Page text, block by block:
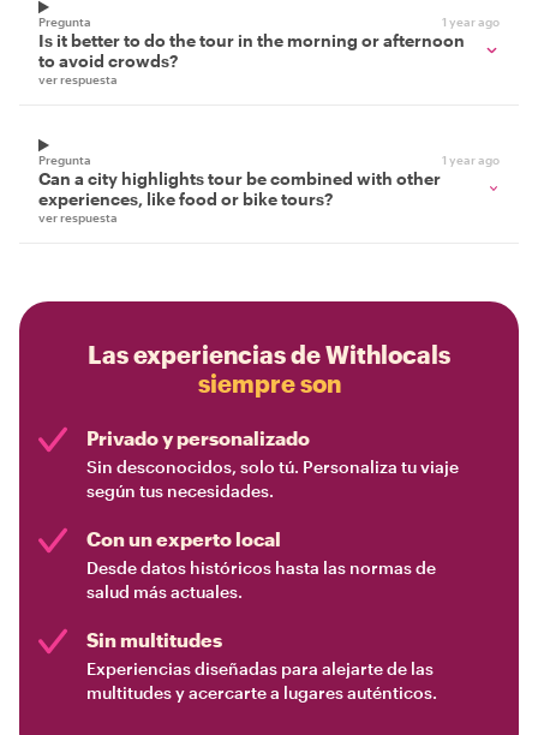
Pregunta 1 year ago
Is it better to do the tour in the morning or afternoon
to avoid crowds?
ver respuesta
Pregunta 1 year ago
Can a city highlights tour be combined with other
experiences, like food or bike tours?
ver respuesta
Las experiencias de Withlocals
siempre son
Privado y personalizado
Sin desconocidos, solo tú. Personaliza tu viaje
según tus necesidades.
Con un experto local
Desde datos históricos hasta las normas de
salud más actuales.
Sin multitudes
Experiencias diseñadas para alejarte de las
multitudes y acercarte a lugares auténticos.